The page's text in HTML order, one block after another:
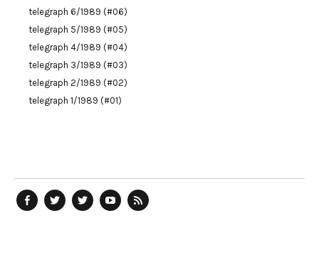
telegraph 6/1989 (#06)
telegraph 5/1989 (#05)
telegraph 4/1989 (#04)
telegraph 3/1989 (#03)
telegraph 2/1989 (#02)
telegraph 1/1989 (#01)